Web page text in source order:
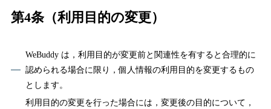
第4条（利用目的の変更）
WeBuddy は，利用目的が変更前と関連性を有すると合理的に
認められる場合に限り，個人情報の利用目的を変更するもの
とします。
利用目的の変更を行った場合には，変更後の目的について，